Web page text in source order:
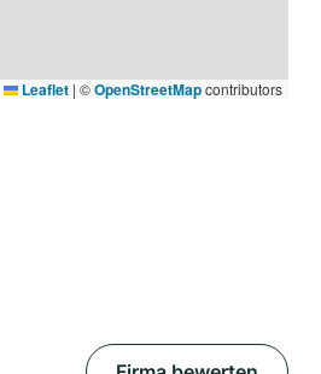
Leaflet | ©OpenStreetMapcontributors